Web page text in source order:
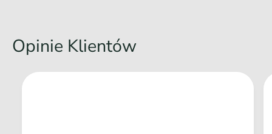
Opinie Klientów